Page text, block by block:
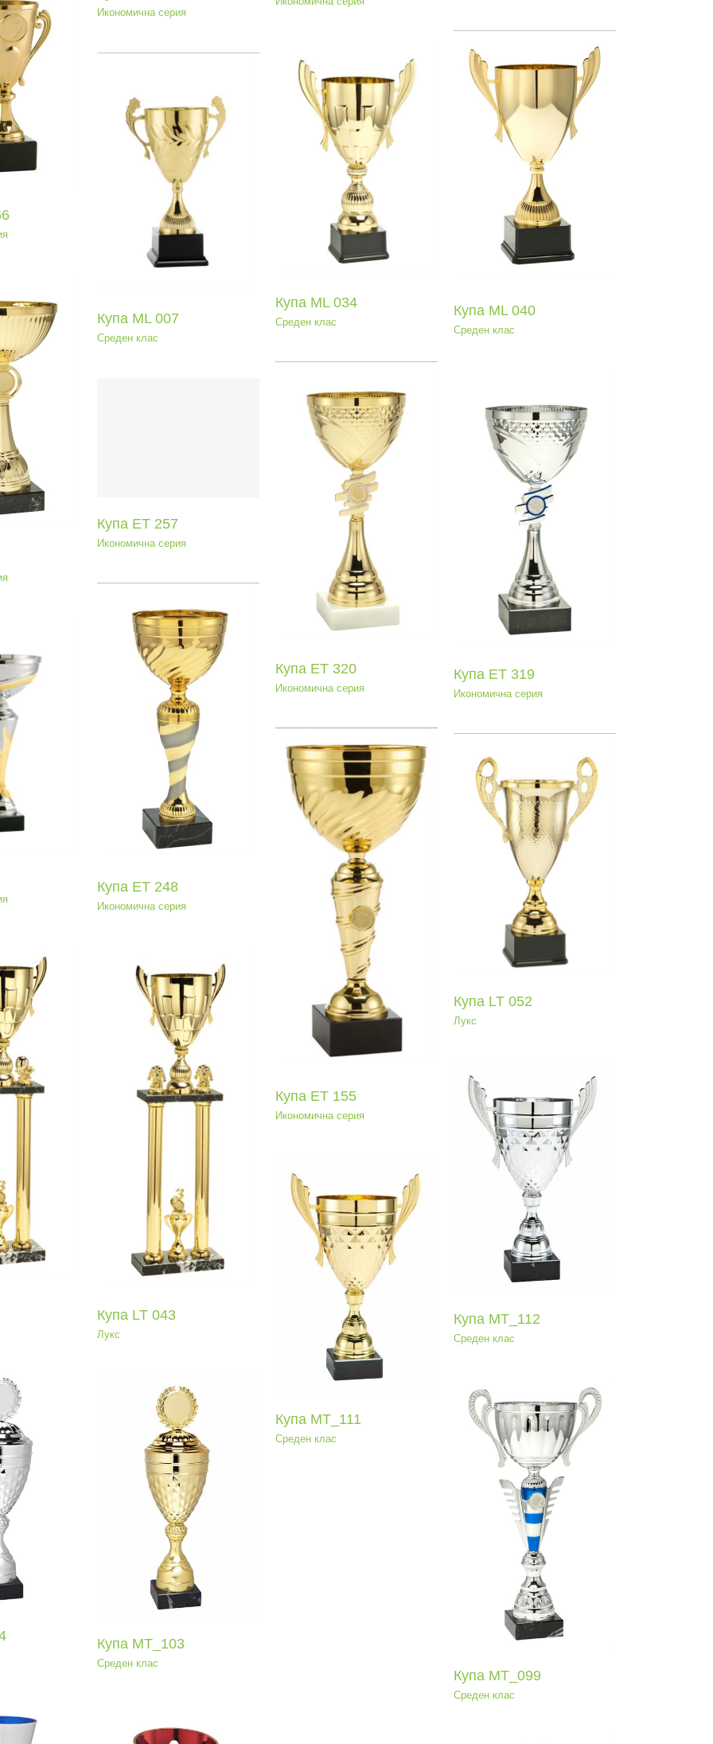
Икономична серия
Купа ML 040
Среден клас
Купа ML 040
Среден клас
Купа ML 034
Среден клас
Купа ML 034
Среден клас
Купа ML 007
Среден клас
Икономична серия
Купа ЕТ 320
Икономична серия
Купа ЕТ 319
Икономична серия
Купа ЕТ 319
Икономична серия
ЕТ 257
серия
Купа ЕТ 257
Икономична серия
ЕТ 248
серия
Купа ЕТ 248
Икономична серияКупа ЕТ 155
Купа ЕТ 155
Икономична серия
Купа LT 052
Лукс
Купа LT 052
Лукс
Купа LT 043
Лукс
Купа МТ_112
Среден клас
Купа МТ_112
Среден клас
Купа МТ_111
Среден клас
МТ_103
клас
Купа МТ_103
Среден клас
Купа МТ_099
Среден клас
Среден клас